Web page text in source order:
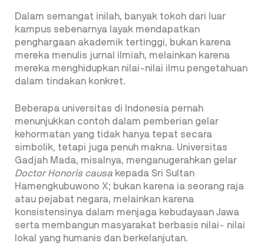
Dalam semangat inilah, banyak tokoh dari luar
kampus sebenarnya layak mendapatkan
penghargaan akademik tertinggi, bukan karena
mereka menulis jurnal ilmiah, melainkan karena
mereka menghidupkan nilai-nilai ilmu pengetahuan
dalam tindakan konkret.
Beberapa universitas di Indonesia pernah
menunjukkan contoh dalam pemberian gelar
kehormatan yang tidak hanya tepat secara
simbolik, tetapi juga penuh makna. Universitas
Gadjah Mada, misalnya, menganugerahkan gelar
Doctor Honoris causa kepada Sri Sultan
Hamengkubuwono X; bukan karena ia seorang raja
atau pejabat negara, melainkan karena
konsistensinya dalam menjaga kebudayaan Jawa
serta membangun masyarakat berbasis nilai- nilai
lokal yang humanis dan berkelanjutan.